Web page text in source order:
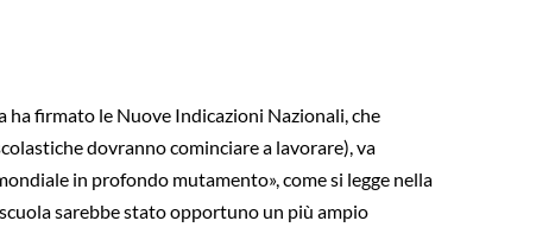
firmato le Nuove Indicazioni Nazionali, che
dovranno cominciare a lavorare), va
in profondo mutamento», come si legge nella
sarebbe stato opportuno un più ampio